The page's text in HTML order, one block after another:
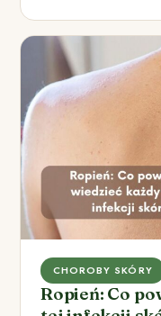
CHOROBY SKÓRY
Ropień: Co